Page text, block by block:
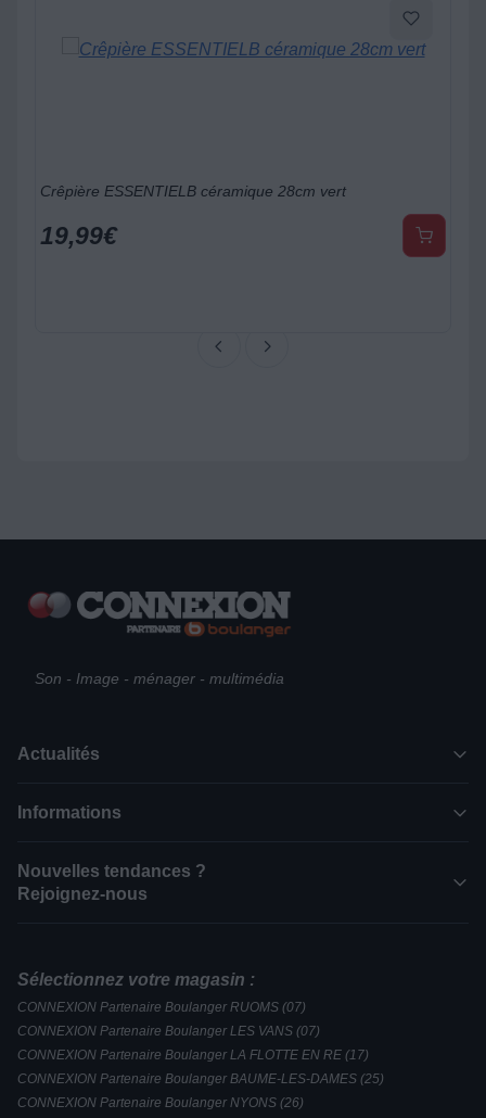
Crêpière ESSENTIELB céramique 28cm vert
19,99€
Son - Image - ménager - multimédia
Actualités
Informations
Nouvelles tendances ?
Rejoignez-nous
Sélectionnez votre magasin :
CONNEXION Partenaire Boulanger RUOMS (07)
CONNEXION Partenaire Boulanger LES VANS (07)
CONNEXION Partenaire Boulanger LA FLOTTE EN RE (17)
CONNEXION Partenaire Boulanger BAUME-LES-DAMES (25)
CONNEXION Partenaire Boulanger NYONS (26)